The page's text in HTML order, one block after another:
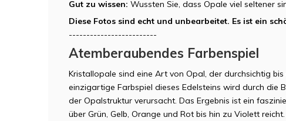
Gut zu wissen: Wussten Sie, dass Opale viel seltener
Diese Fotos sind echt und unbearbeitet. Es ist ein
-------------------------
Atemberaubendes Farbenspiel
Kristallopale sind eine Art von Opal, der durchsichtig
einzigartige Farbspiel dieses Edelsteins wird durch die
der Opalstruktur verursacht. Das Ergebnis ist ein
über Grün, Gelb, Orange und Rot bis hin zu Violett